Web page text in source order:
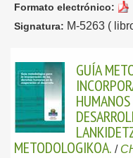
Formato electrónico:
Signatura: M-5263 (
GUÍA
METODOLOGIKOA. /